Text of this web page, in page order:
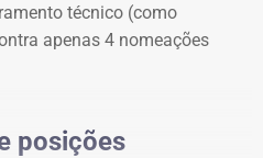
técnico (como
apenas 4 nomeações
posições